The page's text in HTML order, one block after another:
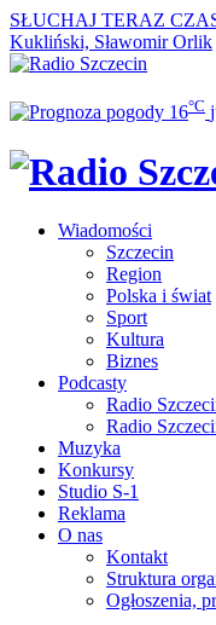
SŁUCHAJ TERAZ
Kukliński, Sławomir Orlik
16°C
Wiadomości
Szczecin
Region
Polska i świat
Sport
Kultura
Biznes
Podcasty
Radio
Radio
Muzyka
Konkursy
Studio S-1
Reklama
O nas
Kontakt
Struktura
Ogłoszenia,